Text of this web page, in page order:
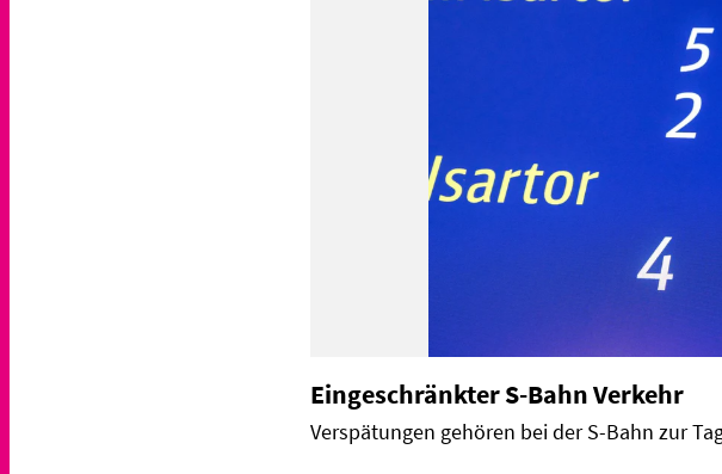
Eingeschränkter S-Bahn Verkehr
Verspätungen gehören bei der S-Bahn zur